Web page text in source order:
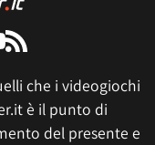
che i videogiochi
è il punto di
del presente e